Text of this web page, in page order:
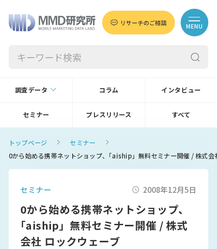
リサーチのご相談 MENU
調査データ コラム インタビュー
セミナー プレスリリース すべて
トップページ
セミナー
0から始める携帯ネットショップ、｢aiship」無料セミナー開催 / 株式会
セミナー 2008年12月5日
0から始める携帯ネットショップ、
｢aiship」無料セミナー開催 / 株式
会社 ロックウェーブ